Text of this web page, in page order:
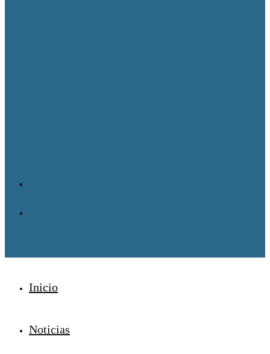
Inicio
Noticias